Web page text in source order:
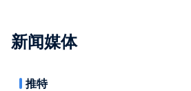
新闻媒体
推特